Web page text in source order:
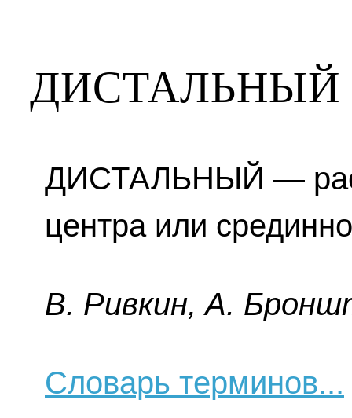
ДИСТАЛЬНЫЙ
ДИСТАЛЬНЫЙ —
центра или
B. Pивкин, A.
Словарь терминов...